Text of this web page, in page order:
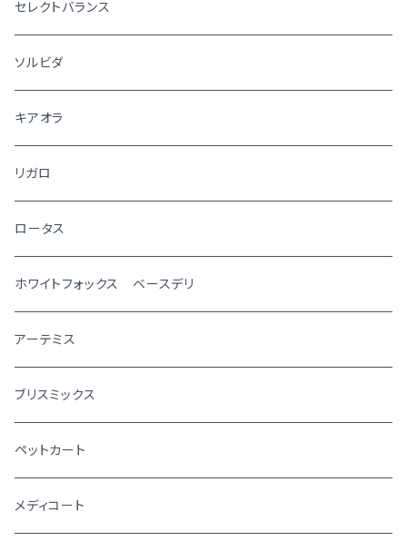
セレクトバランス
ソルビダ
キアオラ
リガロ
ロータス
ホワイトフォックス ベースデリ
アーテミス
ブリスミックス
ペットカート
メディコート